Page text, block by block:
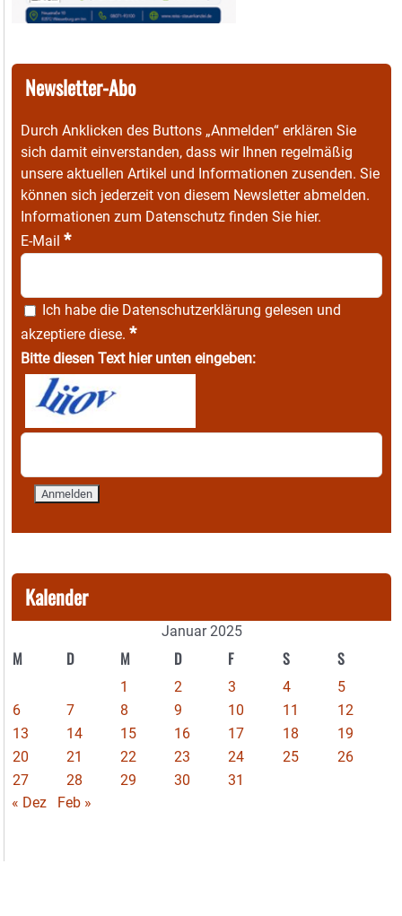
Newsletter-Abo
Durch Anklicken des Buttons „Anmelden“ erklären Sie
sich damit einverstanden, dass wir Ihnen regelmäßig
unsere aktuellen Artikel und Informationen zusenden. Sie
können sich jederzeit von diesem Newsletter abmelden.
Informationen zum Datenschutz finden Sie hier.
E-Mail *
Ich habe die Datenschutzerklärung gelesen und
akzeptiere diese. *
Bitte diesen Text hier unten eingeben:
Kalender
Januar 2025
M D M D F S S
1 2 3 4
5
6
7 8 9 10 11
12
13
14 15 16 17 18
19
20
21 22 23 24 25
26
27
28 29 30
31
« Dez
Feb »